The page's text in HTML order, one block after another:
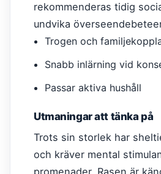
rekommenderas tidig
undvika
Trogen och
Snabb inlärning vid
Passar aktiva hushåll
Utmaningar att tänka på
Trots sin storlek har
och kräver mental
promenader. Rasen är